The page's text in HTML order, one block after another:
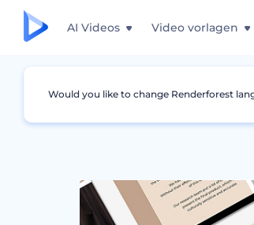
AI Videos Video vorlagen
Grafiken Präsentationen
Would you like to change Renderforest